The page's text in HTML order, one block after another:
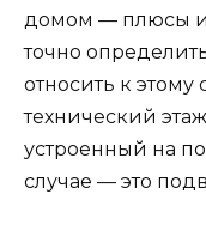
домом — плюсы
точно
относить к
технический
устроенный на
случае — это